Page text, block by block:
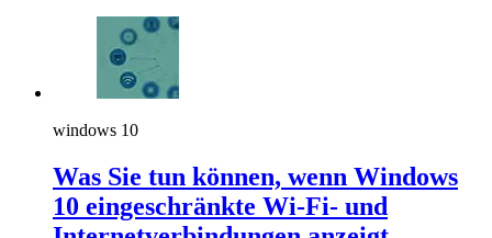
windows 10
Was Sie tun können, wenn Windows
10 eingeschränkte Wi-Fi- und